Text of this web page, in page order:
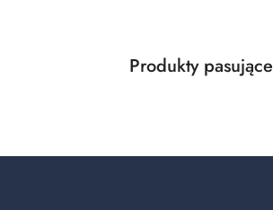
Pomiń karuzelę produktów
Produkty
Produkty pasujące